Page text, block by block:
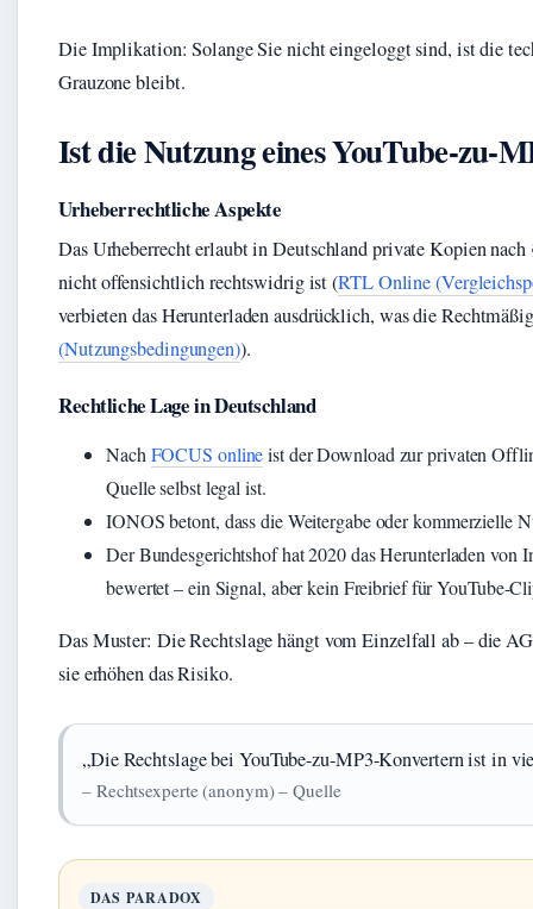
Die Implikation: Solange Sie nicht eingeloggt sind, ist die
Grauzone bleibt.
Ist die Nutzung eines YouTube-zu-
Urheberrechtliche Aspekte
Das Urheberrecht erlaubt in Deutschland private Kopien
nicht offensichtlich rechtswidrig ist (RTL Online
verbieten das Herunterladen ausdrücklich, was die
(Nutzungsbedingungen)).
Rechtliche Lage in Deutschland
Nach FOCUS onlineist der Download zur privaten
Quelle selbst legal ist.
IONOS betont, dass die Weitergabe oder kommerzielle
Der Bundesgerichtshof hat 2020 das Herunterladen von
bewertet – ein Signal, aber kein Freibrief für YouTube-
Das Muster: Die Rechtslage hängt vom Einzelfall ab – die
sie erhöhen das Risiko.
„Die Rechtslage bei YouTube-zu-MP3-Konvertern ist in
– Rechtsexperte (anonym) – Quelle
DAS PARADOX